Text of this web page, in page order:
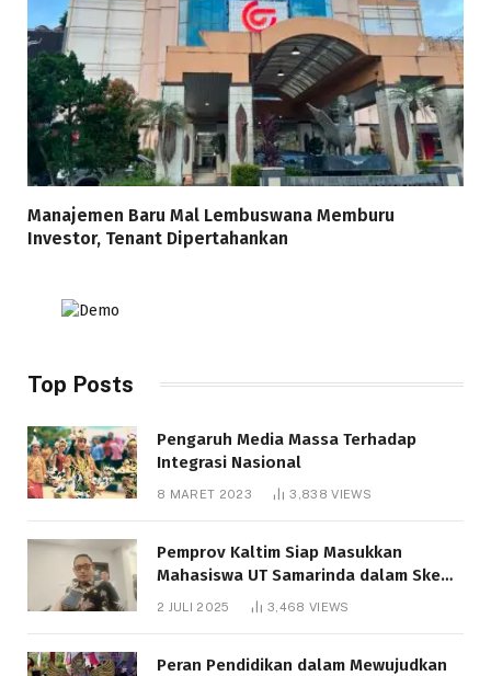
Manajemen Baru Mal Lembuswana Memburu
Investor, Tenant Dipertahankan
Top Posts
Pengaruh Media Massa Terhadap
Integrasi Nasional
8 MARET 2023 3,838VIEWS
Pemprov Kaltim Siap Masukkan
Mahasiswa UT Samarinda dalam Skema
Bantuan Pendidikan Gratispol
2 JULI 2025 3,468 VIEWS
Peran Pendidikan dalam Mewujudkan